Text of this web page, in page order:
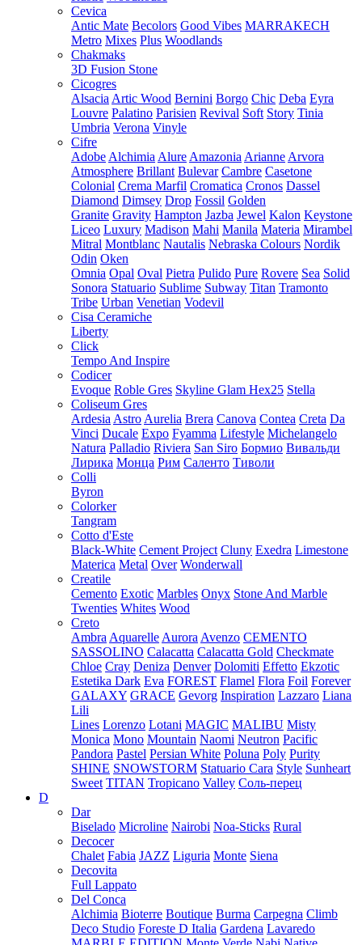
Cevica
Antic Mate Becolors Good Vibes MARRAKECH
Metro Mixes Plus Woodlands
Chakmaks
3D Fusion Stone
Cicogres
Alsacia Artic Wood Bernini Borgo Chic Deba Eyra
Louvre Palatino Parisien Revival Soft Story Tinia
Umbria Verona Vinyle
Cifre
Adobe Alchimia Alure Amazonia Arianne Arvora
Atmosphere Brillant Bulevar Cambre Casetone
Colonial Crema Marfil Cromatica Cronos Dassel
Diamond Dimsey Drop Fossil Golden
Granite Gravity Hampton Jazba Jewel Kalon Keystone
Liceo Luxury Madison Mahi Manila Materia Mirambel
Mitral Montblanc Nautalis Nebraska Colours Nordik
Odin Oken
Omnia Opal Oval Pietra Pulido Pure Rovere Sea Solid
Sonora Statuario Sublime Subway Titan Tramonto
Tribe Urban Venetian Vodevil
Cisa Ceramiche
Liberty
Click
Tempo And Inspire
Codicer
Evoque Roble Gres Skyline Glam Hex25 Stella
Coliseum Gres
Ardesia Astro Aurelia Brera Canova Contea Creta Da
Vinci Ducale Expo Fyamma Lifestyle Michelangelo
Natura Palladio Riviera San Siro Бормио Вивальди
Лирика Монца Рим Саленто Тиволи
Colli
Byron
Colorker
Tangram
Cotto d'Este
Black-White Cement Project Cluny Exedra Limestone
Materica Metal Over Wonderwall
Creatile
Cemento Exotic Marbles Onyx Stone And Marble
Twenties Whites Wood
Creto
Ambra Aquarelle Aurora Avenzo CEMENTO
SASSOLINO Calacatta Calacatta Gold Checkmate
Chloe Cray Deniza Denver Dolomiti Effetto Ekzotic
Estetika Dark Eva FOREST Flamel Flora Foil Forever
GALAXY GRACE Gevorg Inspiration Lazzaro Liana
Lili
Lines Lorenzo Lotani MAGIC MALIBU Misty
Monica Mono Mountain Naomi Neutron Pacific
Pandora Pastel Persian White Poluna Poly Purity
SHINE SNOWSTORM Statuario Cara Style Sunheart
Sweet TITAN Tropicano Valley Соль-перец
D
Dar
Biselado Microline Nairobi Noa-Sticks Rural
Decocer
Chalet Fabia JAZZ Liguria Monte Siena
Decovita
Full Lappato
Del Conca
Alchimia Bioterre Boutique Burma Carpegna Climb
Deco Studio Foreste D Italia Gardena Lavaredo